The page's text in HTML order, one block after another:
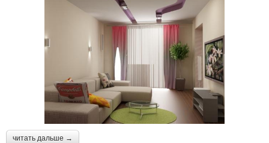
читать дальше →